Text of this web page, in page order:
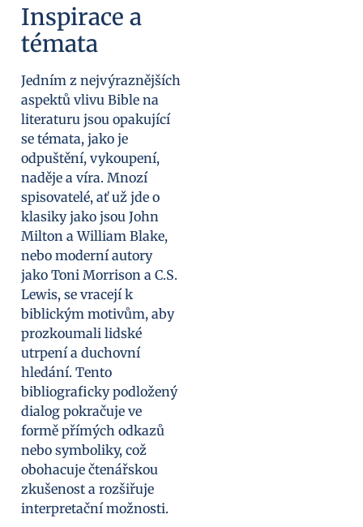
Inspirace a
témata
Jedním z nejvýraznějších
aspektů vlivu Bible na
literaturu jsou opakující
se témata, jako je
odpuštění, vykoupení,
naděje a víra. Mnozí
spisovatelé, ať už jde o
klasiky jako jsou John
Milton a William Blake,
nebo moderní autory
jako Toni Morrison a C.S.
Lewis, se vracejí k
biblickým motivům, aby
prozkoumali lidské
utrpení a duchovní
hledání. Tento
bibliograficky podložený
dialog pokračuje ve
formě přímých odkazů
nebo symboliky, což
obohacuje čtenářskou
zkušenost a rozšiřuje
interpretační možnosti.